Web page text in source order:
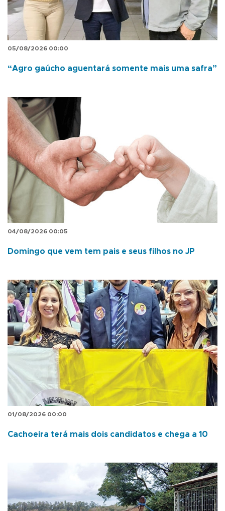
05/08/2026 00:00
“Agro gaúcho aguentará somente mais uma safra”
04/08/2026 00:05
Domingo que vem tem pais e seus filhos no JP
01/08/2026 00:00
Cachoeira terá mais dois candidatos e chega a 10